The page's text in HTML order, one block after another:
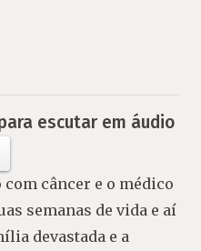
escutar em áudio
câncer e o médico
semanas de vida e aí
devastada e a